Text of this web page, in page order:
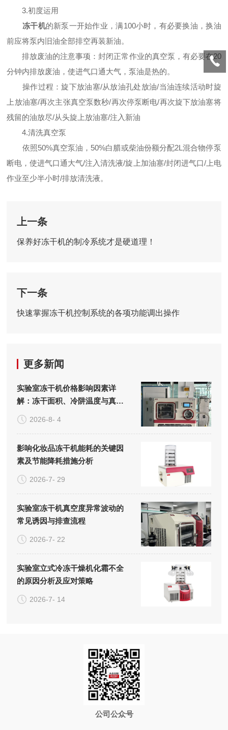
3.初度运用
冻干机的新泵一开始作业，满100小时，有必要换油，换油
前应将泵内旧油全部排空再装新油。
排放废油的注意事项：封闭正常作业的真空泵，有必要在20
分钟内排放废油，使进气口通大气，泵油是热的。
操作过程：旋下放油塞/从放油孔处放油/当油连续活动时旋
上放油塞/再次主张真空泵数秒/再次停泵断电/再次旋下放油塞将
残留的油放尽/从头旋上放油塞/注入新油
4.清洗真空泵
依照50%真空泵油，50%白腊或柴油份额分配2L混合物停泵
断电，使进气口通大气/注入清洗液/旋上加油塞/封闭进气口/上电
作业至少半小时/排放清洗液。
上一条
保养好冻干机的制冷系统才是硬道理！
下一条
快速掌握冻干机控制系统的各项功能调出操作
更多新闻
实验室冻干机价格影响因素详
解：冻干面积、冷阱温度与真空
系统的成本构成
2026-8- 4
影响化妆品冻干机能耗的关键因
素及节能降耗措施分析
2026-7- 29
实验室冻干机真空度异常波动的
常见诱因与排查流程
2026-7- 22
实验室立式冷冻干燥机化霜不全
的原因分析及应对策略
2026-7- 14
公司公众号